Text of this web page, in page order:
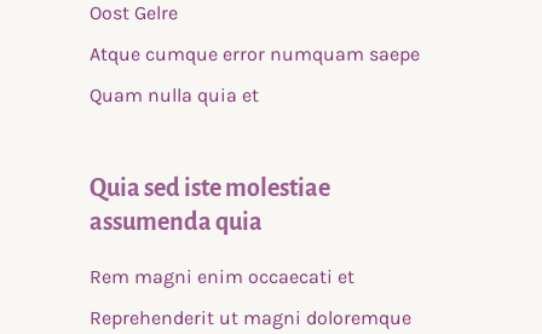
Oost Gelre
Atque cumque error numquam saepe
Quam nulla quia et
Quia sed iste molestiae
assumenda quia
Rem magni enim occaecati et
Reprehenderit ut magni doloremque